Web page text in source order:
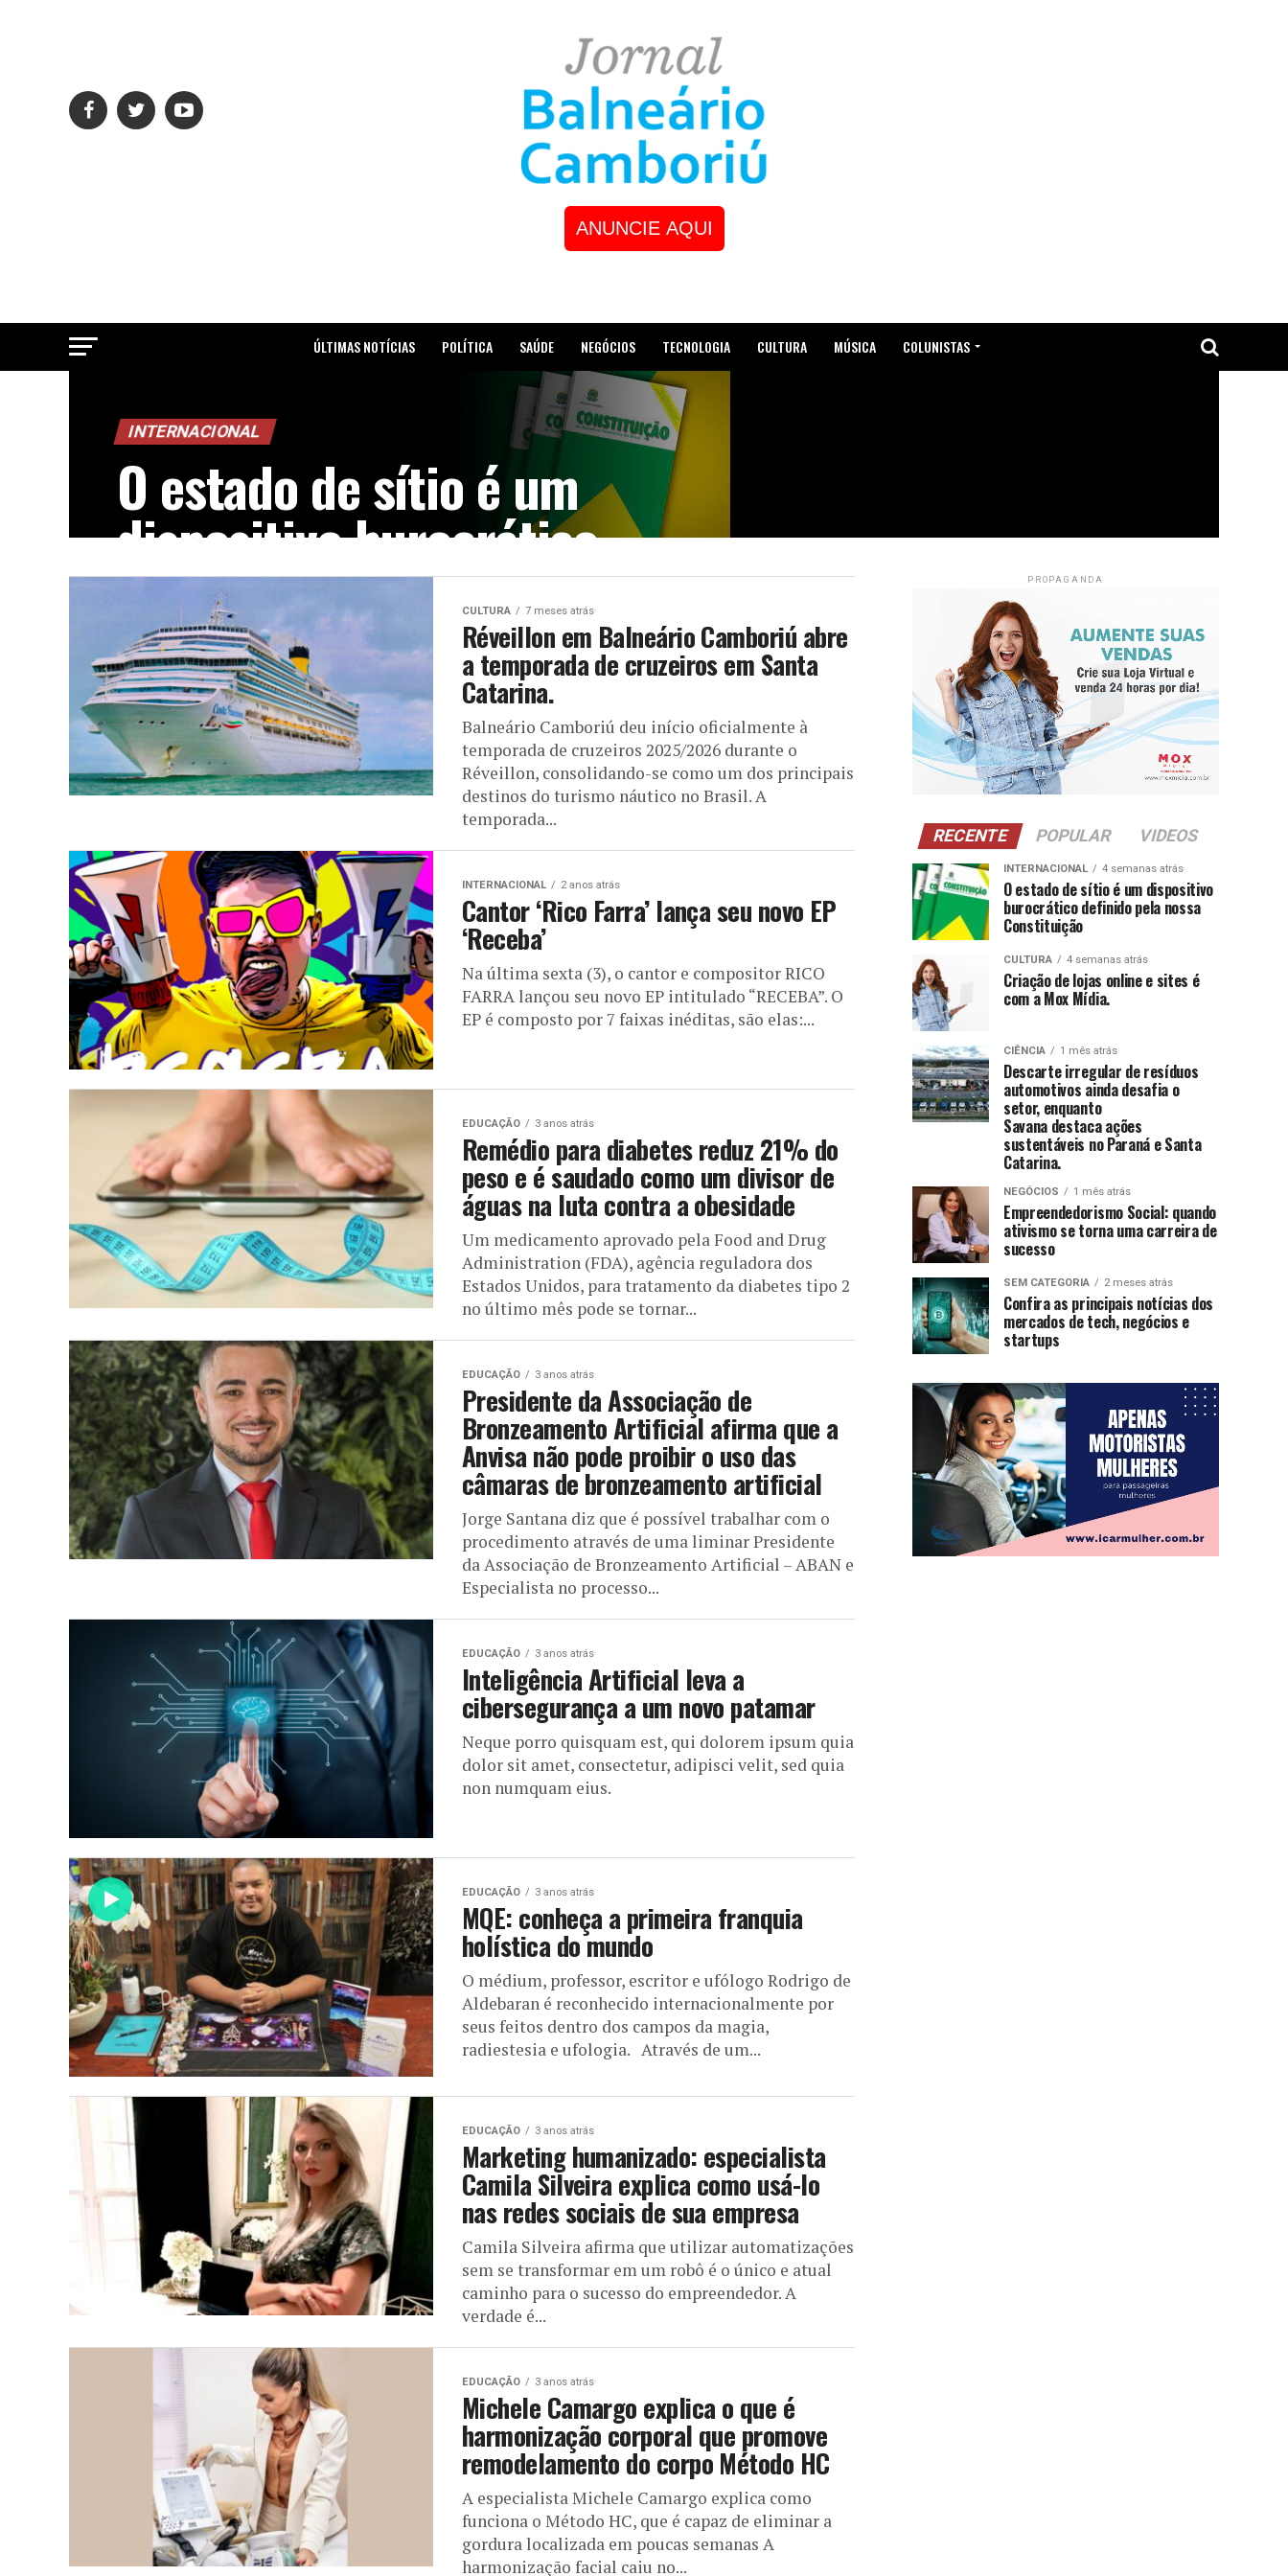
ANUNCIE AQUI
ÚLTIMAS NOTÍCIAS POLÍTICA SAÚDE NEGÓCIOS TECNOLOGIA CULTURA MÚSICA COLUNISTAS
INTERNACIONAL
O estado de sítio é um
dispositivo burocrático
definido pela nossa
Constituição
O estado de sítio é um dispositivo burocrático definido pela nossa
Constituição para ser exercido em momentos em que a...
CULTURA 7 meses atrás
Réveillon em Balneário Camboriú abre
a temporada de cruzeiros em Santa
Catarina.
Balneário Camboriú deu início oficialmente à
temporada de cruzeiros 2025/2026 durante o
Réveillon, consolidando-se como um dos principais
destinos do turismo náutico no Brasil. A
temporada...
INTERNACIONAL 2 anos atrás
Cantor ‘Rico Farra’ lança seu novo EP
‘Receba’
Na última sexta (3), o cantor e compositor RICO
FARRA lançou seu novo EP intitulado “RECEBA”. O
EP é composto por 7 faixas inéditas, são elas:...
EDUCAÇÃO 3 anos atrás
Remédio para diabetes reduz 21% do
peso e é saudado como um divisor de
águas na luta contra a obesidade
Um medicamento aprovado pela Food and Drug
Administration (FDA), agência reguladora dos
Estados Unidos, para tratamento da diabetes tipo 2
no último mês pode se tornar...
EDUCAÇÃO 3 anos atrás
Presidente da Associação de
Bronzeamento Artificial afirma que a
Anvisa não pode proibir o uso das
câmaras de bronzeamento artificial
Jorge Santana diz que é possível trabalhar com o
procedimento através de uma liminar Presidente
da Associação de Bronzeamento Artificial – ABAN e
Especialista no processo...
EDUCAÇÃO 3 anos atrás
Inteligência Artificial leva a
cibersegurança a um novo patamar
Neque porro quisquam est, qui dolorem ipsum quia
dolor sit amet, consectetur, adipisci velit, sed quia
non numquam eius.
EDUCAÇÃO 3 anos atrás
MQE: conheça a primeira franquia
holística do mundo
O médium, professor, escritor e ufólogo Rodrigo de
Aldebaran é reconhecido internacionalmente por
seus feitos dentro dos campos da magia,
radiestesia e ufologia. Através de um...
EDUCAÇÃO 3 anos atrás
Marketing humanizado: especialista
Camila Silveira explica como usá-lo
nas redes sociais de sua empresa
Camila Silveira afirma que utilizar automatizações
sem se transformar em um robô é o único e atual
caminho para o sucesso do empreendedor. A
verdade é...
EDUCAÇÃO 3 anos atrás
Michele Camargo explica o que é
harmonização corporal que promove
remodelamento do corpo Método HC
A especialista Michele Camargo explica como
funciona o Método HC, que é capaz de eliminar a
gordura localizada em poucas semanas A
harmonização facial caiu no...
PROPAGANDA
RECENTE POPULAR VIDEOS
INTERNACIONAL 4 semanas atrás
O estado de sítio é um dispositivo
burocrático definido pela nossa
Constituição
CULTURA 4 semanas atrás
Criação de lojas online e sites é
com a Mox Mídia.
CIÊNCIA 1 mês atrás
Descarte irregular de resíduos
automotivos ainda desafia o
setor, enquanto
Savana destaca ações
sustentáveis no Paraná e Santa
Catarina.
NEGÓCIOS 1 mês atrás
Empreendedorismo Social: quando
ativismo se torna uma carreira de
sucesso
SEM CATEGORIA 2 meses atrás
Confira as principais notícias dos
mercados de tech, negócios e
startups